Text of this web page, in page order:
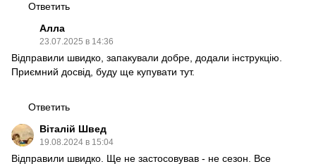
Ответить
Алла
23.07.2025 в 14:36
Відправили швидко, запакували добре, додали інструкцію.
Приємний досвід, буду ще купувати тут.
Ответить
Віталій Швед
19.08.2024 в 15:04
Відправили швидко. Ще не застосовував - не сезон. Все